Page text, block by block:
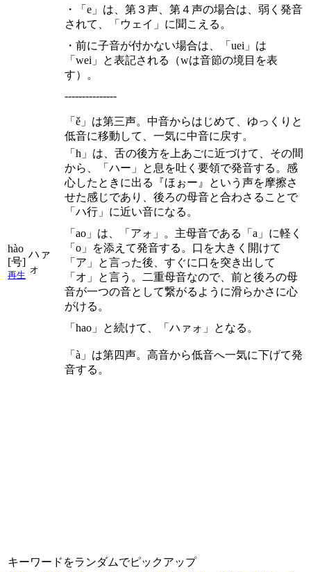
・「e」は、第３声、第４声の場合は、弱く発音
されて、「ウェイ」に聞こえる。
・前に子音が付かない場合は、「uei」は
「wei」と表記される（wは音節の境目を表
す）。
---------------
「ě」は第三声。中音からはじめて、ゆっくりと
低音に移動して、一気に中音に戻す。
hào
[号]
再生
ハァ
ォ
「h」は、舌の後方を上あごに近づけて、その間
から、「ハー」と息を吐く要領で発音する。感
心したときに出る『ほぉー』という声を摩擦さ
せた感じであり、後ろの母音と合わさることで
「ハ行」に近い音になる。
「ao」は、「アォ」。主母音である「a」に軽く
「o」を添えて発音する。口を大きく開けて
「ア」と言った後、すぐに口を突き出して
「オ」と言う。二重母音なので、前と後ろの母
音が一つの音として繋がるように滑らかさに心
がける。
「hao」と続けて、「ハァォ」となる。
「à」は第四声。高音から低音へ一気に下げて発
音する。
キーワードをランダムでピックアップ